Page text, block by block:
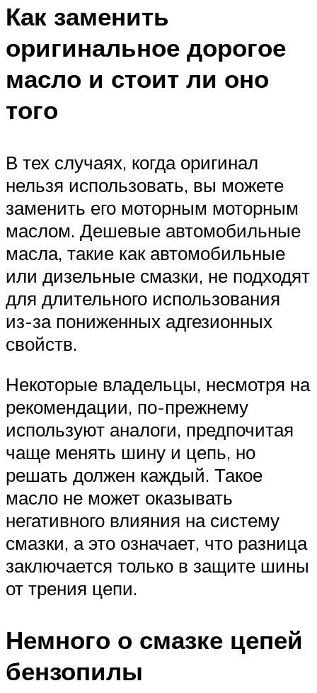
Как заменить
оригинальное дорогое
масло и стоит ли оно
того
В тех случаях, когда оригинал
нельзя использовать, вы можете
заменить его моторным моторным
маслом. Дешевые автомобильные
масла, такие как автомобильные
или дизельные смазки, не подходят
для длительного использования
из-за пониженных адгезионных
свойств.
Некоторые владельцы, несмотря на
рекомендации, по-прежнему
используют аналоги, предпочитая
чаще менять шину и цепь, но
решать должен каждый. Такое
масло не может оказывать
негативного влияния на систему
смазки, а это означает, что разница
заключается только в защите шины
от трения цепи.
Немного о смазке цепей
бензопилы